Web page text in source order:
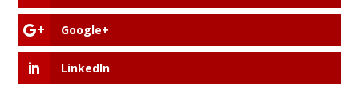
Google+
LinkedIn